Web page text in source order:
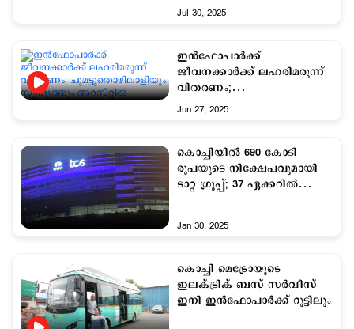
Jul 30, 2025
ഇൻഫോപാർക്ക്
ജീവനക്കാര്‍ക്ക് ലഹരിമരുന്ന്
വിതരണം;
ചുമട്ടുതൊഴിലാളിയും
Jun 27, 2025
കൊച്ചിയില്‍ 690 കോടി
രൂപയുടെ നിക്ഷേപവുമായി
ടാറ്റ ഗ്രൂപ്പ്; 37 ഏക്കറില്‍
Jan 30, 2025
കൊച്ചി മെട്രോയുടെ
ഇലക്ട്രിക് ബസ് സര്‍വീസ്
ഇനി ഇന്‍ഫോപാര്‍ക്ക് റൂട്ടിലും